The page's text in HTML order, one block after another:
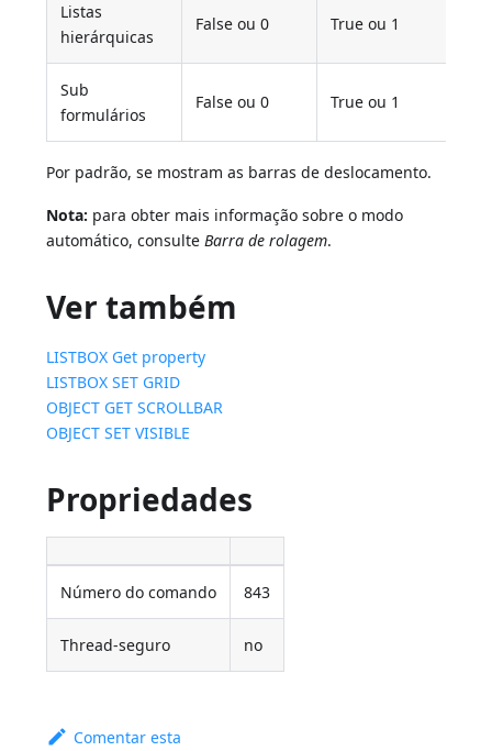
Listas
hierárquicas
False ou 0 True ou 1
Sub
formulários
False ou 0 True ou 1
Por padrão, se mostram as barras de deslocamento.
Nota: para obter mais informação sobre o modo
automático, consulteBarra de rolagem.
Ver também
LISTBOX Get property
LISTBOX SET GRID
OBJECT GET SCROLLBAR
OBJECT SET VISIBLE
Propriedades
Número do comando 843
Thread-seguro no
Comentar esta